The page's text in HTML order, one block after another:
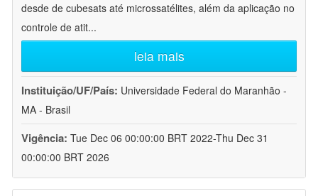
desde de cubesats até microssatélites, além da aplicação no
controle de atit...
leia mais
Instituição/UF/País: Universidade Federal do Maranhão -
MA - Brasil
Vigência: Tue Dec 06 00:00:00 BRT 2022-Thu Dec 31
00:00:00 BRT 2026